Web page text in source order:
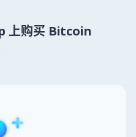
上购买 Bitcoin